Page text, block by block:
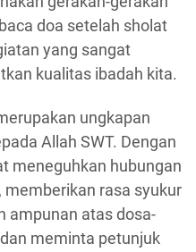
doa setelah sholat
yang sangat
kualitas ibadah kita.
ungkapan
Allah SWT. Dengan
meneguhkan hubungan
memberikan rasa syukur
ampunan atas dosa-
meminta petunjuk